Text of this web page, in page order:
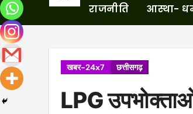
राजनीति आस्था-
खबर-24x7 छत्तीसगढ़
LPG